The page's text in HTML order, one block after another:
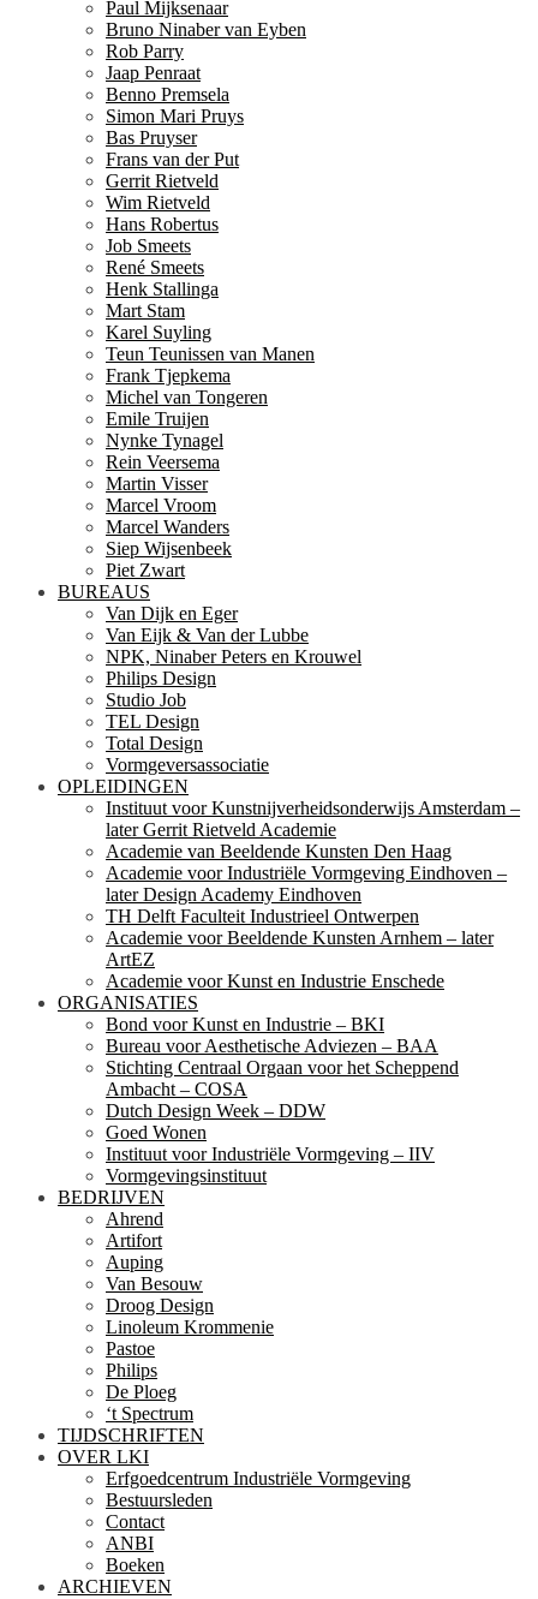
Paul Mijksenaar
Bruno Ninaber van Eyben
Rob Parry
Jaap Penraat
Benno Premsela
Simon Mari Pruys
Bas Pruyser
Frans van der Put
Gerrit Rietveld
Wim Rietveld
Hans Robertus
Job Smeets
René Smeets
Henk Stallinga
Mart Stam
Karel Suyling
Teun Teunissen van Manen
Frank Tjepkema
Michel van Tongeren
Emile Truijen
Nynke Tynagel
Rein Veersema
Martin Visser
Marcel Vroom
Marcel Wanders
Siep Wijsenbeek
Piet Zwart
BUREAUS
Van Dijk en Eger
Van Eijk & Van der Lubbe
NPK, Ninaber Peters en Krouwel
Philips Design
Studio Job
TEL Design
Total Design
Vormgeversassociatie
OPLEIDINGEN
Instituut voor Kunstnijverheidsonderwijs Amsterdam –
later Gerrit Rietveld Academie
Academie van Beeldende Kunsten Den Haag
Academie voor Industriële Vormgeving Eindhoven –
later Design Academy Eindhoven
TH Delft Faculteit Industrieel Ontwerpen
Academie voor Beeldende Kunsten Arnhem – later
ArtEZ
Academie voor Kunst en Industrie Enschede
ORGANISATIES
Bond voor Kunst en Industrie – BKI
Bureau voor Aesthetische Adviezen – BAA
Stichting Centraal Orgaan voor het Scheppend
Ambacht – COSA
Dutch Design Week – DDW
Goed Wonen
Instituut voor Industriële Vormgeving – IIV
Vormgevingsinstituut
BEDRIJVEN
Ahrend
Artifort
Auping
Van Besouw
Droog Design
Linoleum Krommenie
Pastoe
Philips
De Ploeg
‘t Spectrum
TIJDSCHRIFTEN
OVER LKI
Erfgoedcentrum Industriële Vormgeving
Bestuursleden
Contact
ANBI
Boeken
ARCHIEVEN